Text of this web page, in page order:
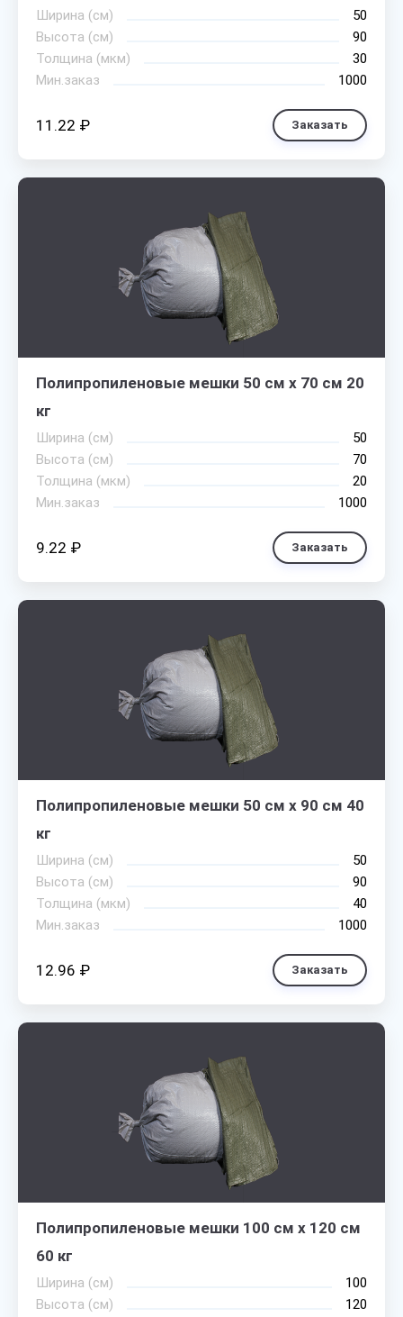
Ширина (см)
50
Высота (см)
90
Толщина (мкм)
30
Мин.заказ
1000
11.22 ₽ Заказать
Полипропиленовые мешки 50 см х 70 см 20
кг
Ширина (см)
50
Высота (см)
70
Толщина (мкм)
20
Мин.заказ
1000
9.22 ₽ Заказать
Полипропиленовые мешки 50 см х 90 см 40
кг
Ширина (см)
50
Высота (см)
90
Толщина (мкм)
40
Мин.заказ
1000
12.96 ₽ Заказать
Полипропиленовые мешки 100 см х 120 см
60 кг
Ширина (см)
100
Высота (см)
120